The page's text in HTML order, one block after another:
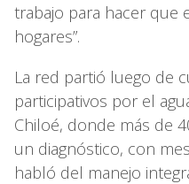
trabajo para hacer que
hogares”.
La red partió luego de
participativos por el
Chiloé, donde más de
un diagnóstico, con
habló del manejo